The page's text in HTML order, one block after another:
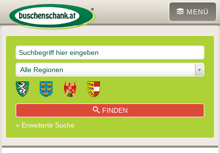
MENÜ
Alle Regionen
FINDEN
» Erweiterte Suche